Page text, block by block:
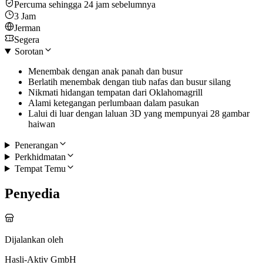
Percuma sehingga 24 jam sebelumnya
3 Jam
Jerman
Segera
Sorotan
Menembak dengan anak panah dan busur
Berlatih menembak dengan tiub nafas dan busur silang
Nikmati hidangan tempatan dari Oklahomagrill
Alami ketegangan perlumbaan dalam pasukan
Lalui di luar dengan laluan 3D yang mempunyai 28 gambar
haiwan
Penerangan
Perkhidmatan
Tempat Temu
Penyedia
Dijalankan oleh
Hasli-Aktiv GmbH